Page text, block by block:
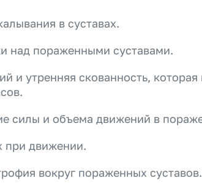
в суставах.
над пораженными суставами.
и утренняя скованность,
силы и объема движений в
при движении.
вокруг пораженных суставов.